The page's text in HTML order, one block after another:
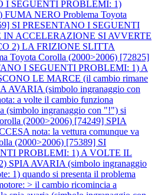
I SEGUENTI PROBLEMI: 1)
FUMA NERO Problema Toyota
SI PRESENTANO I SEGUENTI
ACCELERAZIONE SI AVVERTE
2) LA FRIZIONE SLITTA
Toyota Corolla (2000>2006) [72825]
I SEGUENTI PROBLEMI: 1) A
LE MARCE (il cambio rimane
AVARIA (simbolo ingranaggio con
a volte il cambio funziona
(simbolo ingranaggio con "!") si
(2000>2006) [74249] SPIA
nota: la vettura comunque va
(2000>2006) [75389] SI
PROBLEMI: 1) A VOLTE IL
SPIA AVARIA (simbolo ingranaggio
1) quando si presenta il problema
> il cambio ricomincia a